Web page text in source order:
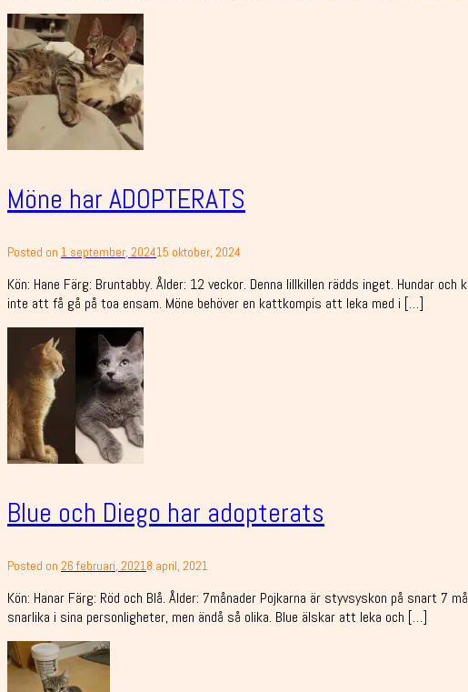
Möne har ADOPTERATS
Posted on 1 september, 202415 oktober, 2024
Kön: Hane Färg: Bruntabby. Ålder: 12 veckor. Denna lillkillen rädds inget. Hundar
inte att få gå på toa ensam. Möne behöver en kattkompis att leka med i […]
Blue och Diego har adopterats
Posted on 26 februari, 20218 april, 2021
Kön: Hanar Färg: Röd och Blå. Ålder: 7månader Pojkarna är styvsyskon på snart
snarlika i sina personligheter, men ändå så olika. Blue älskar att leka och […]